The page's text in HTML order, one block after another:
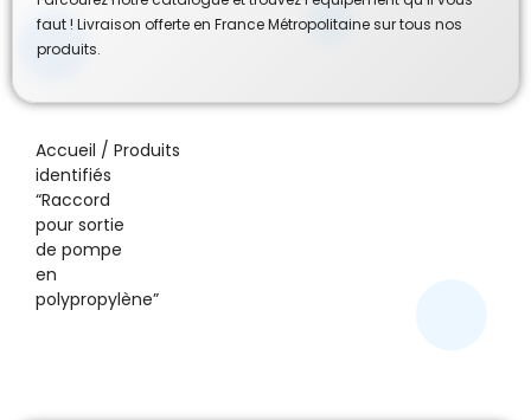
faut ! Livraison offerte en France Métropolitaine sur tous nos
produits.
Accueil / Produits
identifiés
“Raccord
pour sortie
de pompe
en
polypropylène”